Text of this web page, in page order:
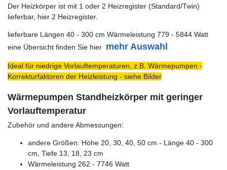
Der Heizkörper ist mit 1 oder 2 Heizregister (Standard/Twin)
lieferbar, hier 2 Heizregister.
lieferbare Längen 40 - 300 cm Wärmeleistung 779 - 5844 Watt
eine Übersicht finden Sie hier mehr Auswahl
Ideal für niedrige Vorlauftemperaturen, z.B. Wärmepumpen -
Korrekturfaktoren der Heizleistung - siehe Bilder
Wärmepumpen Standheizkörper mit geringer
Vorlauftemperatur
Zubehör und andere Abmessungen:
andere Größen: Höhe 20, 30, 40, 50 cm - Länge 40 - 300
cm, Tiefe 13, 18, 23 cm
Wärmeleistung 262 - 7746 Watt